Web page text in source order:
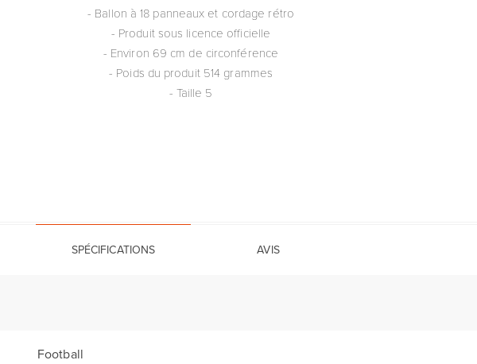
- Ballon à 18 panneaux et cordage rétro
- Produit sous licence officielle
- Environ 69 cm de circonférence
- Poids du produit 514 grammes
- Taille 5
SPÉCIFICATIONS AVIS
Football